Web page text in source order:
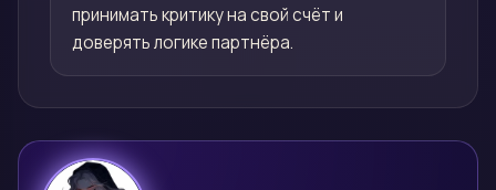
принимать критику на свой счёт и
доверять логике партнёра.